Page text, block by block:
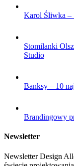
Karol Śliwka –
Stomilanki
Studio
Banksy – 10
Brandingowy
Newsletter
Newsletter Design